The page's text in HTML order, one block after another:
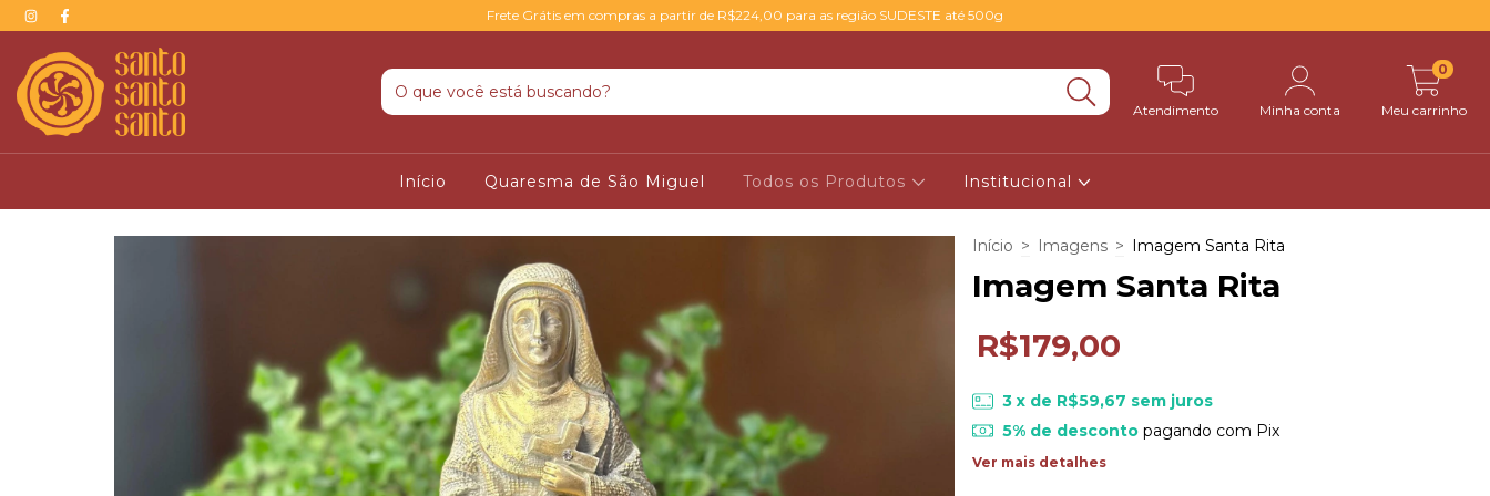
Frete Grátis em compras a partir de R$224,00 para as região SUDESTE até 500g
Atendimento Minha conta Meu carrinho
0
Início Quaresma de São Miguel Todos os Produtos Institucional
Início > Imagens > Imagem Santa Rita
Imagem Santa Rita
R$179,00
3 x de R$59,67 sem juros
5% de descontopagando com Pix
Ver mais detalhes